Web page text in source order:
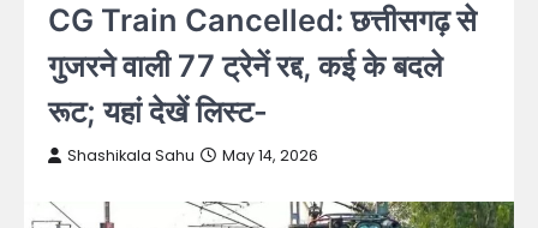
CG Train Cancelled: छत्तीसगढ़ से
गुजरने वाली 77 ट्रेनें रद्द, कई के बदले
रूट; यहां देखें लिस्ट-
Shashikala Sahu May 14, 2026